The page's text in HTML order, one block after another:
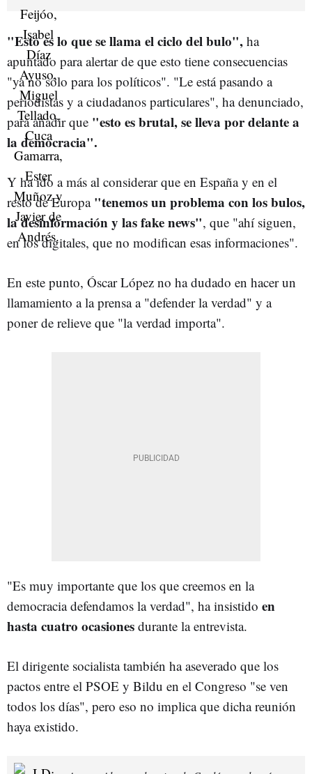
"Esto es lo que se llama el ciclo del bulo", ha
apuntado para alertar de que esto tiene consecuencias
"ya no sólo para los políticos". "Le está pasando a
periodistas y a ciudadanos particulares", ha denunciado,
para añadir que "esto es brutal, se lleva por delante a
la democracia".
Y ha ido a más al considerar que en España y en el
resto de Europa "tenemos un problema con los bulos,
la desinformación y las fake news", que "ahí siguen,
en los digitales, que no modifican esas informaciones".
En este punto, Óscar López no ha dudado en hacer un
llamamiento a la prensa a "defender la verdad" y a
poner de relieve que "la verdad importa".
"Es muy importante que los que creemos en la
democracia defendamos la verdad", ha insistido en
hasta cuatro ocasiones durante la entrevista.
El dirigente socialista también ha aseverado que los
pactos entre el PSOE y Bildu en el Congreso "se ven
todos los días", pero eso no implica que dicha reunión
haya existido.